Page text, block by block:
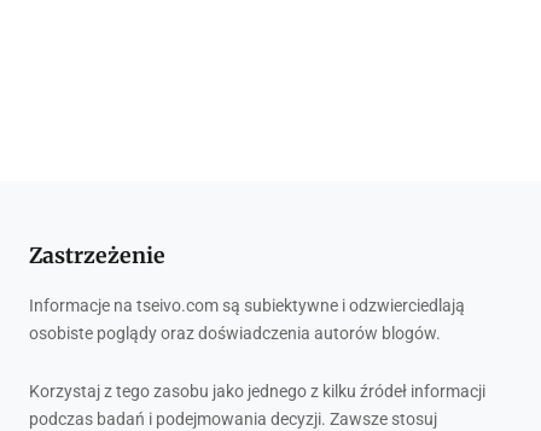
Zastrzeżenie
Informacje na tseivo.com są subiektywne i odzwierciedlają
osobiste poglądy oraz doświadczenia autorów blogów.
Korzystaj z tego zasobu jako jednego z kilku źródeł informacji
podczas badań i podejmowania decyzji. Zawsze stosuj